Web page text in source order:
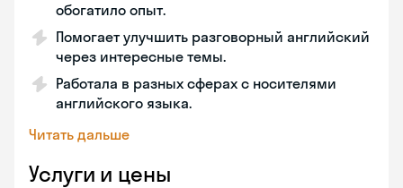
обогатило опыт.
Помогает улучшить разговорный английский
через интересные темы.
Работала в разных сферах с носителями
английского языка.
Читать дальше
Услуги и цены